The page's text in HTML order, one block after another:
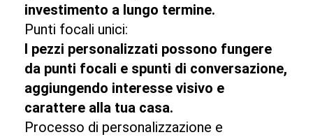
investimento a lungo termine.
Punti focali unici:
I pezzi personalizzati possono fungere
da punti focali e spunti di conversazione,
aggiungendo interesse visivo e
carattere alla tua casa.
Processo di personalizzazione e